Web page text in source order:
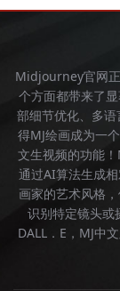
Midjourney官网
个方面都带来了
部细节优化、多
得MJ绘画成为一
文生视频的功能！
通过AI算法生成
画家的艺术风格
识别特定镜头
DALL．E， MJ中